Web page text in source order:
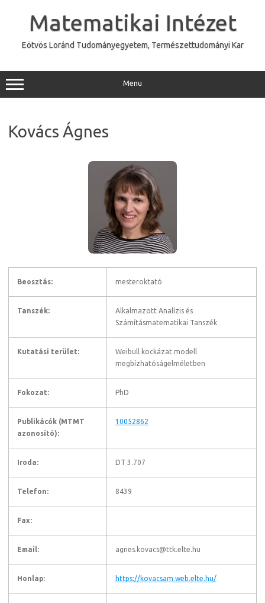
Matematikai Intézet
Eötvös Loránd Tudományegyetem, Természettudományi Kar
Menu
Kovács Ágnes
Beosztás: mesteroktató
Tanszék:
Alkalmazott Analízis és
Számításmatematikai Tanszék
Kutatási terület:
Weibull kockázat modell
megbízhatóságelméletben
Fokozat: PhD
Publikácók (MTMT
azonosító):
10052862
Iroda: DT 3.707
Telefon: 8439
Fax:
Email: agnes.kovacs@ttk.elte.hu
Honlap: https://kovacsam.web.elte.hu/